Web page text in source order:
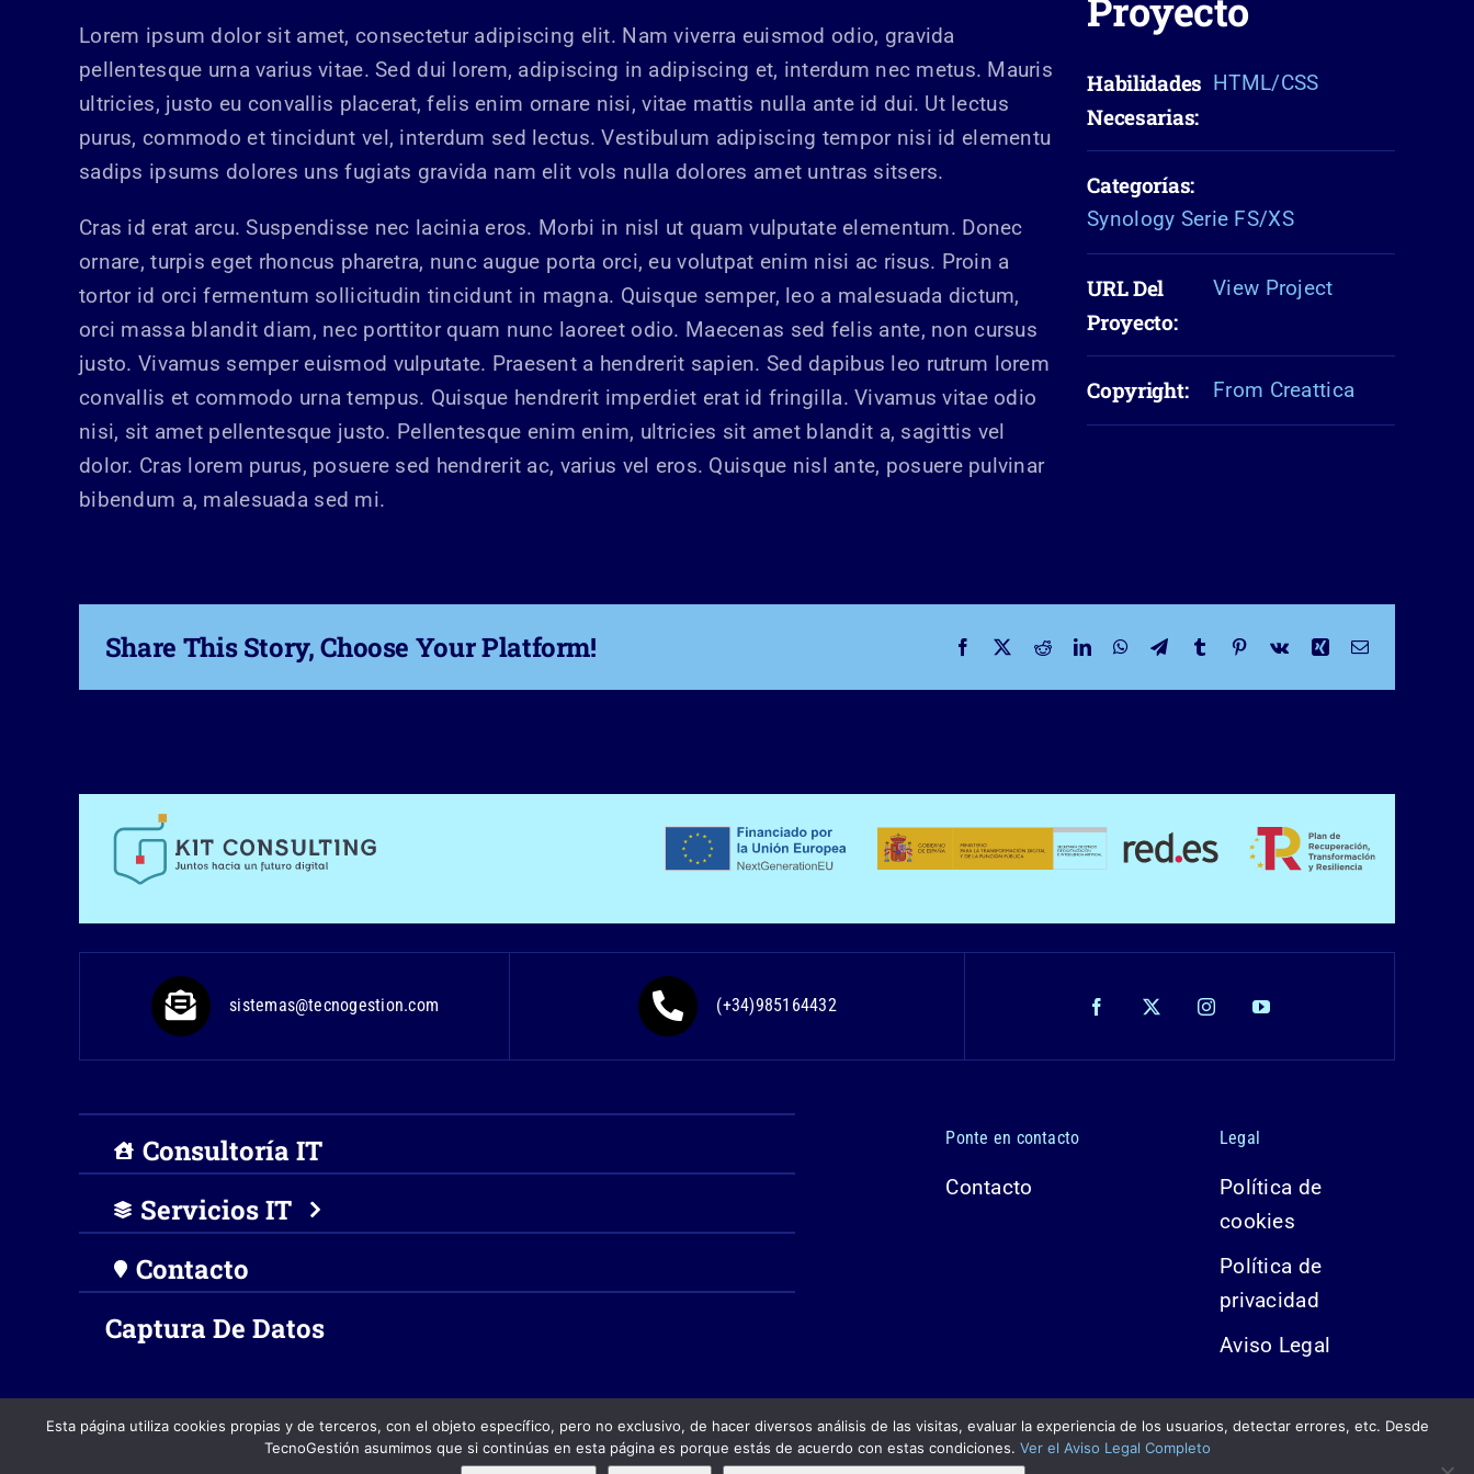
Lorem ipsum dolor sit amet, consectetur adipiscing elit. Nam viverra euismod odio, gravida
pellentesque urna varius vitae. Sed dui lorem, adipiscing in adipiscing et, interdum nec metus. Mauris
ultricies, justo eu convallis placerat, felis enim ornare nisi, vitae mattis nulla ante id dui. Ut lectus
purus, commodo et tincidunt vel, interdum sed lectus. Vestibulum adipiscing tempor nisi id elementu
sadips ipsums dolores uns fugiats gravida nam elit vols nulla dolores amet untras sitsers.
Cras id erat arcu. Suspendisse nec lacinia eros. Morbi in nisl ut quam vulputate elementum. Donec
ornare, turpis eget rhoncus pharetra, nunc augue porta orci, eu volutpat enim nisi ac risus. Proin a
tortor id orci fermentum sollicitudin tincidunt in magna. Quisque semper, leo a malesuada dictum,
orci massa blandit diam, nec porttitor quam nunc laoreet odio. Maecenas sed felis ante, non cursus
justo. Vivamus semper euismod vulputate. Praesent a hendrerit sapien. Sed dapibus leo rutrum lorem
convallis et commodo urna tempus. Quisque hendrerit imperdiet erat id fringilla. Vivamus vitae odio
nisi, sit amet pellentesque justo. Pellentesque enim enim, ultricies sit amet blandit a, sagittis vel
dolor. Cras lorem purus, posuere sed hendrerit ac, varius vel eros. Quisque nisl ante, posuere pulvinar
bibendum a, malesuada sed mi.
Proyecto
Habilidades
Necesarias:
HTML/CSS
Categorías:
Synology Serie FS/XS
URL Del
Proyecto:
View Project
Copyright: From Creattica
Share This Story, Choose Your Platform! Facebook RedditLinkedInWhatsApp
TelegramTumblr Pinterest
Vk XingCorreo
sistemas@tecnogestion.com (+34)985164432
Consultoría IT
Servicios IT
Contacto
Captura De Datos
Ponte en contacto
Contacto
Legal
Política de
cookies
Política de
privacidad
Aviso Legal
© 2003 - 2026 · TecnoGestión Servicios IT para Empresas
Esta página utiliza cookies propias y de terceros, con el objeto específico, pero no exclusivo, de hacer diversos análisis de las visitas, evaluar la experiencia de los usuarios, detectar errores, etc. Desde
TecnoGestión asumimos que si continúas en esta página es porque estás de acuerdo con estas condiciones. Ver el Aviso Legal Completo